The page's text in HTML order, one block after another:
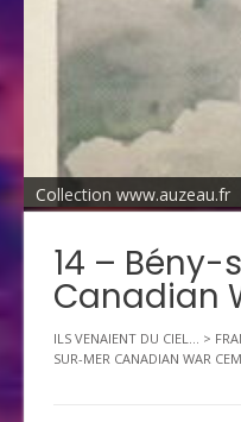
Collection www.auzeau.fr
14 –
Canadian
ILS VENAIENT DU CIEL... >
SUR-MER CANADIAN WAR